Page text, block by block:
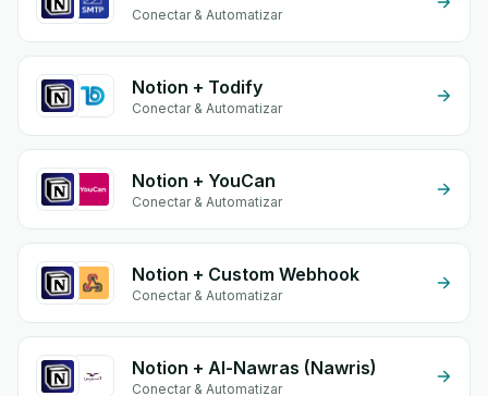
Conectar & Automatizar
Notion + Todify
Conectar & Automatizar
Notion + YouCan
Conectar & Automatizar
Notion + Custom Webhook
Conectar & Automatizar
Notion + Al-Nawras (Nawris)
Conectar & Automatizar